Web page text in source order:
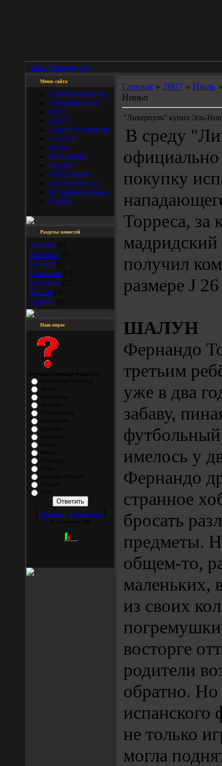
Главная Регистрация Вход
Меню сайта
Главная страница
Обратная связь
FIFA
UEFA
Обмен баннерами
Ссылки
Видео
Биографии
Форум
Фотоальбом
Гостевая книга
История футбола
Клубы
Разделы новостей
Англия
Испания
Италия
Германия
Франция
Россия
Другое
Наш опрос
Результаты· Архив опросов]
Главная » 2007 » Июль
Ниньо
"Ливерпуль" купил Эль-
В среду
покупку
Торреса, за
получил
размере Ј
ШАЛУН
Фернандо
третьим
уже в два
забаву,
имелось у
Фернандо
странное
бросать
предметы.
общем-то,
из своих
восторге
родители
обратно. Но
испанского
не только
могла